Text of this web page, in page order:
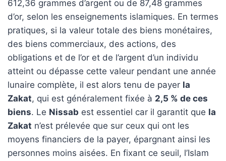
612,36 grammes d’argent ou de 87,48 grammes
d’or, selon les enseignements islamiques. En termes
pratiques, si la valeur totale des biens monétaires,
des biens commerciaux, des actions, des
obligations et de l’or et de l’argent d’un individu
atteint ou dépasse cette valeur pendant une année
lunaire complète, il est alors tenu de payer la
Zakat, qui est généralement fixée à 2,5 % de ces
biens. Le Nissab est essentiel car il garantit que la
Zakat n’est prélevée que sur ceux qui ont les
moyens financiers de la payer, épargnant ainsi les
personnes moins aisées. En fixant ce seuil, l’Islam